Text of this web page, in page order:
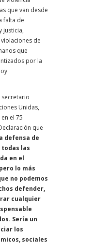
que van desde
falta de
justicia,
de
que
por la
Unidas,
el 75
que
defensa de
todas las
en el
lo más
no podemos
defender,
cualquier
Sería un
los
sociales